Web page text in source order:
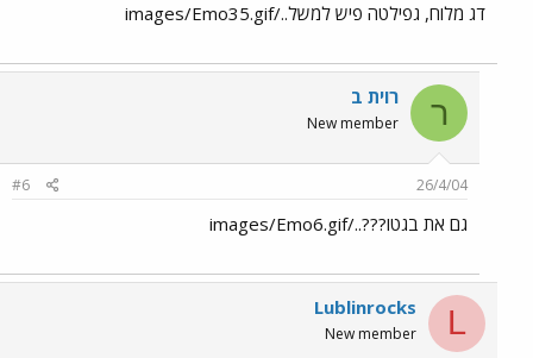
דג מלוח, גפילטה פיש למשל../images/Emo35.gif
ר רוית ב
New member
26/4/04
#6
גם את בגטו???../images/Emo6.gif
L
Lublinrocks
New member